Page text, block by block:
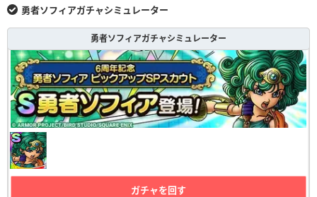
勇者ソフィアガチャシミュレーター
勇者ソフィアガチャシミュレーター
ガチャを回す